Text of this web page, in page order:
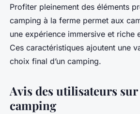
Profiter pleinement des éléments
camping à la ferme permet aux
une expérience immersive et riche
Ces caractéristiques ajoutent une
choix final d’un camping.
Avis des utilisateurs sur
camping